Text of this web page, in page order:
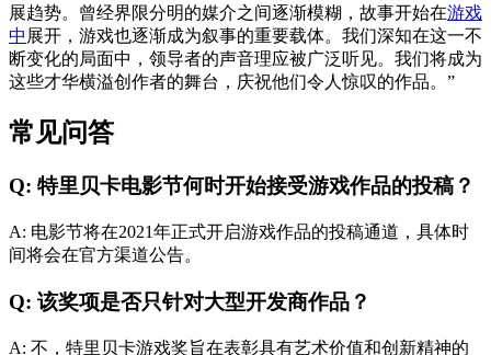
展趋势。曾经界限分明的媒介之间逐渐模糊，故事开始在游戏
中 展开，游戏也逐渐成为叙事的重要载体。我们深知在这一不
断变化的局面中，领导者的声音理应被广泛听见。我们将成为
这些才华横溢创作者的舞台，庆祝他们令人惊叹的作品。”
常见问答
Q: 特里贝卡电影节何时开始接受游戏作品的投稿？
A: 电影节将在2021年正式开启游戏作品的投稿通道，具体时
间将会在官方渠道公告。
Q: 该奖项是否只针对大型开发商作品？
A: 不，特里贝卡游戏奖旨在表彰具有艺术价值和创新精神的